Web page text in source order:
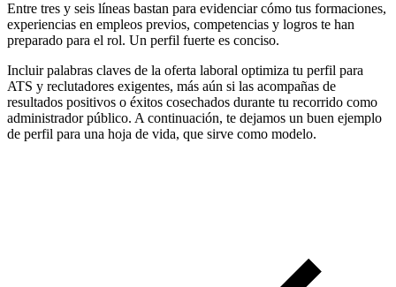
Entre tres y seis líneas bastan para evidenciar cómo tus formaciones,
experiencias en empleos previos, competencias y logros te han
preparado para el rol. Un perfil fuerte es conciso.
Incluir palabras claves de la oferta laboral optimiza tu perfil para
ATS y reclutadores exigentes, más aún si las acompañas de
resultados positivos o éxitos cosechados durante tu recorrido como
administrador público. A continuación, te dejamos un buen ejemplo
de perfil para una hoja de vida, que sirve como modelo.